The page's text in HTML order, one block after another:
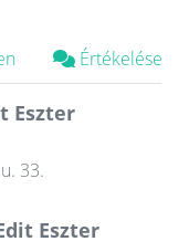
Értékelések
Eszter
33.
Eszter